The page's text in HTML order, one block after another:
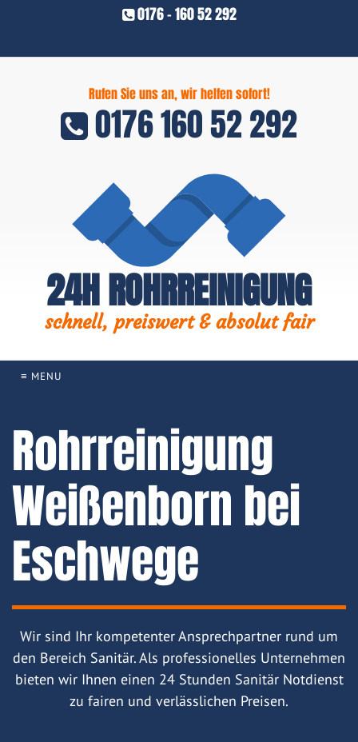
0176 - 160 52 292
Rufen Sie uns an, wir helfen sofort!
0176 160 52 292
24H ROHRREINIGUNG
schnell, preiswert & absolut fair
≡ MENU
Rohrreinigung
Weißenborn bei
Eschwege
Wir sind Ihr kompetenter Ansprechpartner rund um
den Bereich Sanitär. Als professionelles Unternehmen
bieten wir Ihnen einen 24 Stunden Sanitär Notdienst
zu fairen und verlässlichen Preisen.